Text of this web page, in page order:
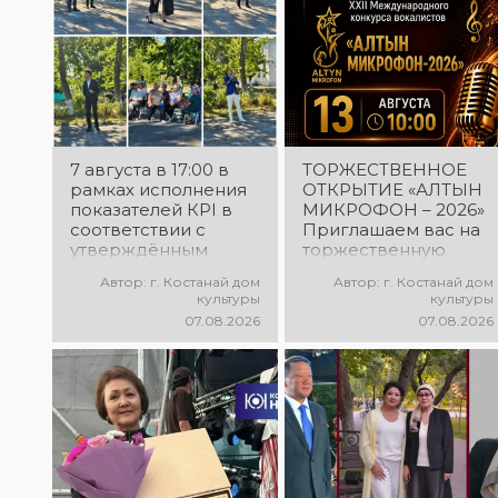
7 августа в 17:00 в
рамках исполнения
показателей КРІ в
соответствии с
утверждённым
выездной концерт
экологической
акции «Таза
Казахстан». в
Мендыкаринский
район (п. Красная
Пресня)
Автор: г. Костанай дом
культуры
07.08.2026
ТОРЖЕСТВЕННОЕ
ОТКРЫТИЕ «АЛТЫН
МИКРОФОН – 2026»
Приглашаем вас на
торжественную
открытия XXII
Международного
вокалистов «Алтын
микрофон – 2026»! В
этот день
талантливые
исполнители из
разных стран
встретятся на одной
площадке, чтобы
Автор: г. Костанай дом
культуры
07.08.2026